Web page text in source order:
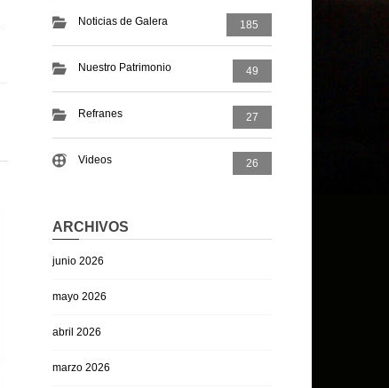
Noticias de Galera 185
Nuestro Patrimonio 49
Refranes 27
Videos 26
ARCHIVOS
junio 2026
mayo 2026
abril 2026
marzo 2026